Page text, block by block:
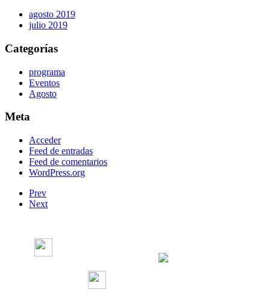
agosto 2019
julio 2019
Categorías
programa
Eventos
Agosto
Meta
Acceder
Feed de entradas
Feed de comentarios
WordPress.org
Prev
Next